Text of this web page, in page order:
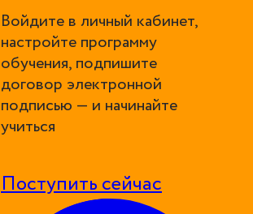
Войдите в личный кабинет,
настройте программу
обучения, подпишите
договор электронной
подписью — и начинайте
учиться
Поступить сейчас